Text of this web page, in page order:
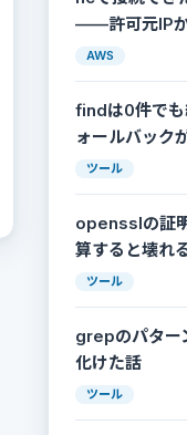
——許可元IP
AWS
findは0件で
ォールバック
ツール
opensslの証
算すると壊れ
ツール
grepのパター
化けた話
ツール